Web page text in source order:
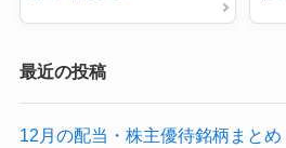
最近の投稿
12月の配当・株主優待銘柄まと